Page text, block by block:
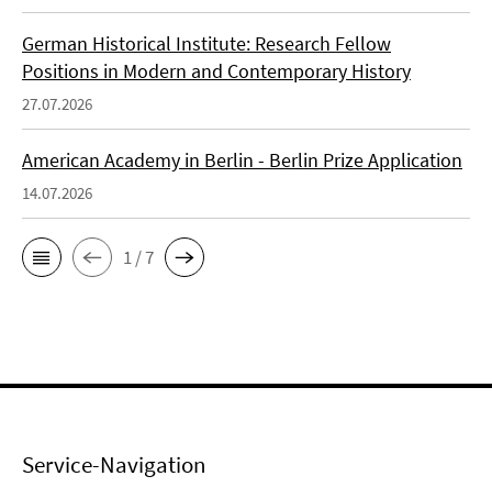
German Historical Institute: Research Fellow
Positions in Modern and Contemporary History
27.07.2026
American Academy in Berlin - Berlin Prize Application
14.07.2026
1 / 7
Service-Navigation